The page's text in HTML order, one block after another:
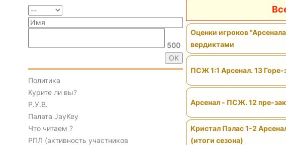
500
Политика
Курите ли вы?
Р.У.В.
Палата JayKey
Что читаем ?
РПЛ (активность участников
Оценки игроков
вердиктами
ПСЖ 1:1 Арсенал. 13 Горе-
Арсенал - ПСЖ. 12 пре-
Кристал Пэлас 1-2
(итоги сезона)